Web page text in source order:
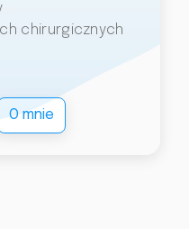
chirurgicznych
O mnie